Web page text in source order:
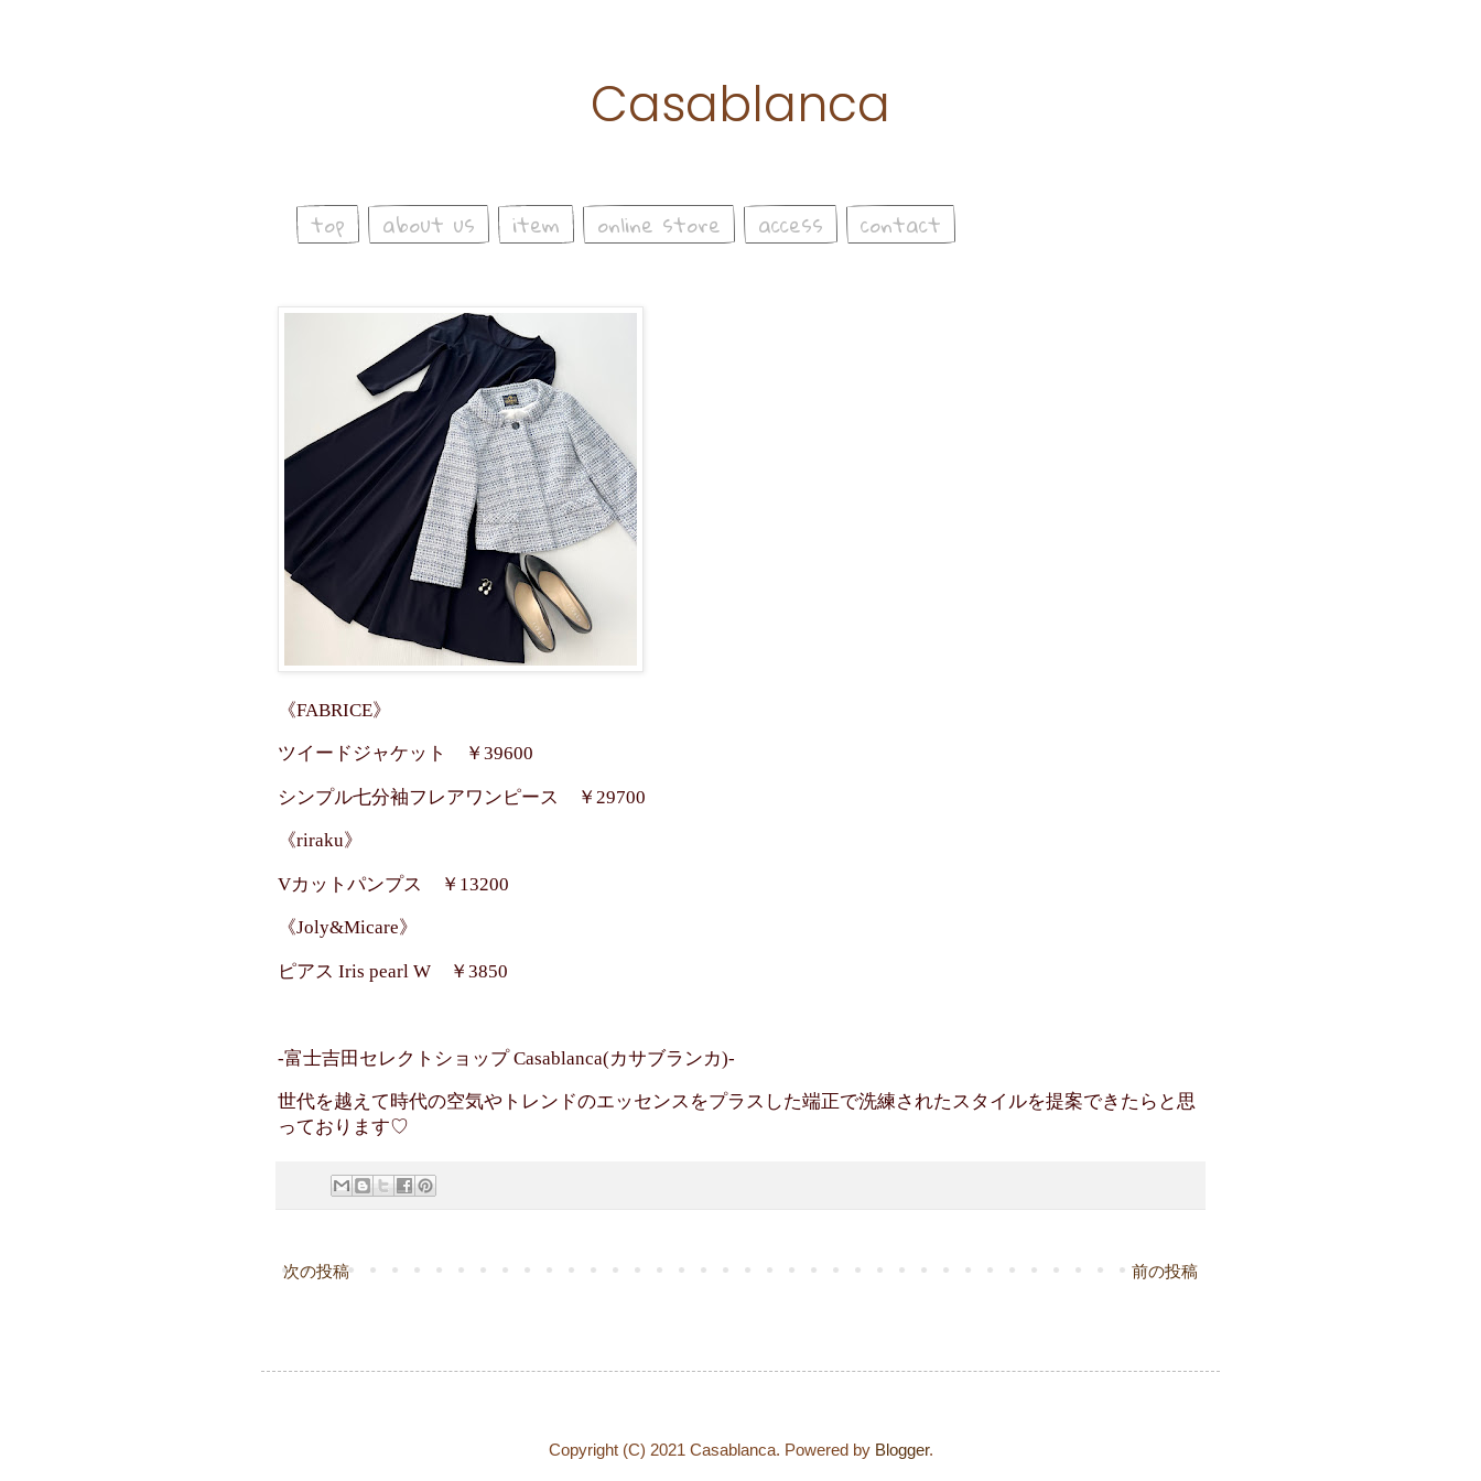
Casablanca
top about us item online store access contact
《FABRICE》
ツイードジャケット ￥39600
シンプル七分袖フレアワンピース ￥29700
《riraku》
Vカットパンプス ￥13200
《Joly&Micare》
ピアス Iris pearl W ￥3850
-富士吉田セレクトショップ Casablanca(カサブランカ)-
世代を越えて時代の空気やトレンドのエッセンスをプラスした端正で洗練されたスタイルを提案できたらと思
っております♡
次の投稿 前の投稿
Copyright (C) 2021 Casablanca. Powered by Blogger.